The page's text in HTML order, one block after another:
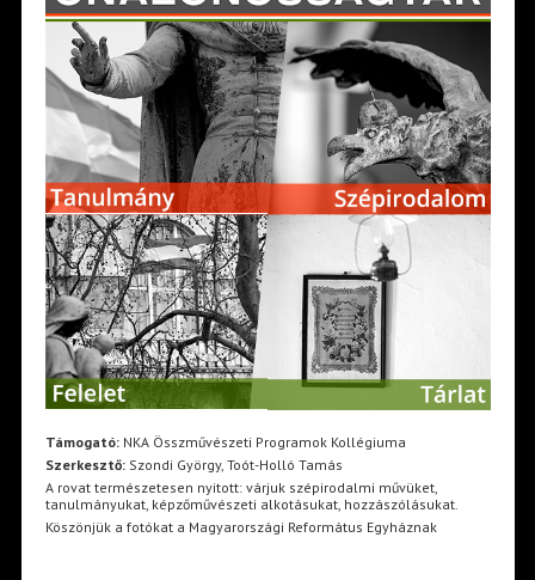
Támogató:NKA Összművészeti Programok Kollégiuma
Szerkesztő:Szondi György, Toót-Holló Tamás
A rovat természetesen nyitott: várjuk szépirodalmi művüket,
tanulmányukat, képzőművészeti alkotásukat, hozzászólásukat.
Köszönjük a fotókat a Magyarországi Református Egyháznak